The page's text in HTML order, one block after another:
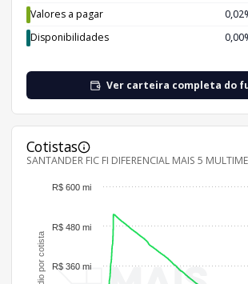
Valores a pagar
Disponibilidades
Ver carteira completa do
Cotistas
SANTANDER FIC FI DIFERENCIAL MAIS 5
R$ 360 mi
R$ 480 mi
R$ 600 mi